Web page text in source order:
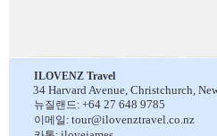
ILOVENZ Travel
34 Harvard Avenue, Christchurch,
뉴질랜드: +64 27 648 9785
이메일: tour@ilovenztravel.co.nz